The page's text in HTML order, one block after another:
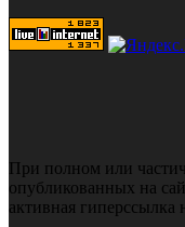
При полном или
опубликованных на
активная гиперссылка